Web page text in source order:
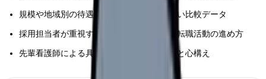
規模や地域別の待遇条件、福利厚生の詳しい比較データ
採用担当者が重視するポイントと効果的な転職活動の進め方
先輩看護師による具体的な職場環境の解説と心構え